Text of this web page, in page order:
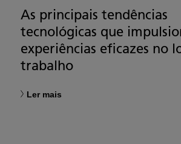
As principais tendências
tecnológicas que
experiências eficazes no
trabalho
Ler mais